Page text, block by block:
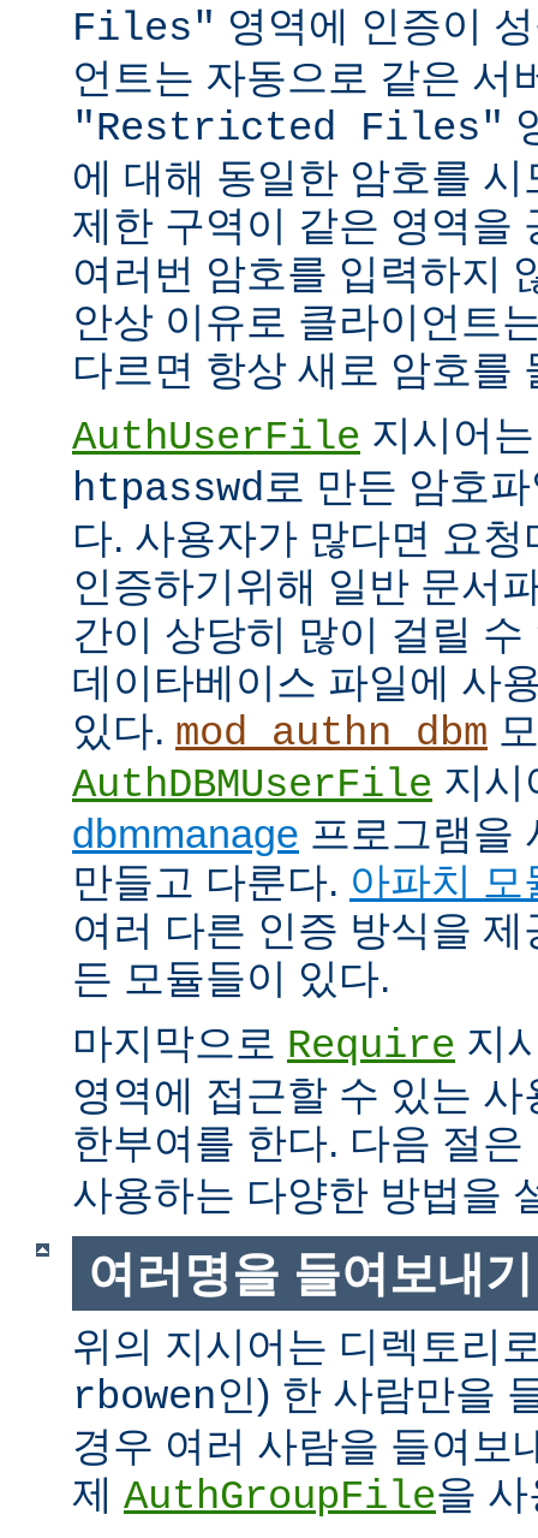
Files" 영역에 인증이
언트는 자동으로 같은 서
"Restricted Files"
에 대해 동일한 암호를
제한 구역이 같은 영역을
여러번 암호를 입력하지
안상 이유로 클라이언트
다르면 항상 새로 암호를
AuthUserFile 지시어
htpasswd 로 만든 암호
다. 사용자가 많다면 요
인증하기위해 일반 문서
간이 상당히 많이 걸릴
데이타베이스 파일에 사
있다. mod_authn_dbm
AuthDBMUserFile 지시
dbmmanage 프로그램을
만들고 다룬다. 아파치
여러 다른 인증 방식을
든 모듈들이 있다.
마지막으로 Require 지
영역에 접근할 수 있는
한부여를 한다. 다음 절은
사용하는 다양한 방법을
여러명을 들여보내기
위의 지시어는 디렉토리
rbowen인) 한 사람만을
경우 여러 사람을 들여보
제 AuthGroupFile을